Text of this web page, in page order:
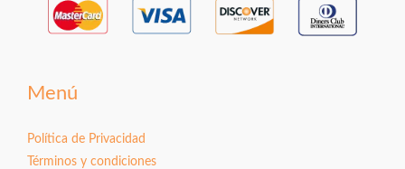
Menú
Política de Privacidad
Términos y condiciones